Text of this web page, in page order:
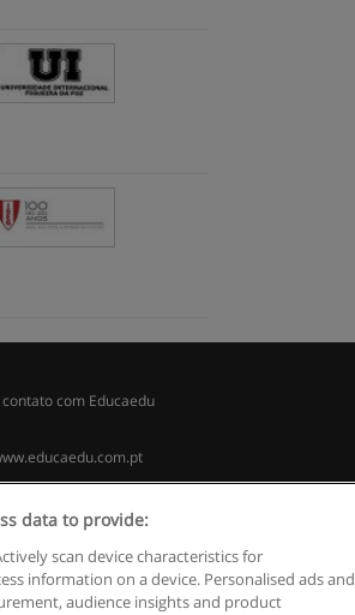
com Educaedu
data to provide:
scan device characteristics for
information on a device. Personalised ads and
audience insights and product